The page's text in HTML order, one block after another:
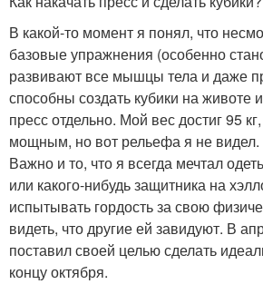
В какой-то момент я понял, что
базовые упражнения (особенно
развивают все мышцы тела и даже
способны создать кубики на животе
пресс отдельно. Мой вес достиг 95
мощным, но вот рельефа я не видел.
Важно и то, что я всегда мечтал
или какого-нибудь защитника на
испытывать гордость за свою
видеть, что другие ей завидуют. В
поставил своей целью сделать
концу октября.